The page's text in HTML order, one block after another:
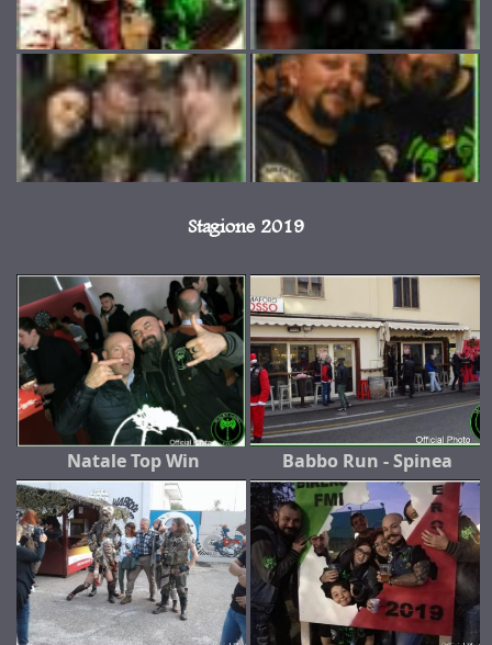
Stagione 2019
Natale Top Win Babbo Run - Spinea